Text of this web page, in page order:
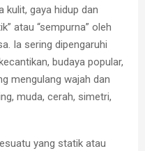
kulit, gaya hidup dan
atau “sempurna” oleh
Ia sering dipengaruhi
budaya popular,
mengulang wajah dan
muda, cerah, simetri,
yang statik atau